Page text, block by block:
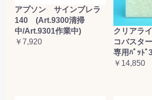
アプソン サインブレラ
140 (Art.9300清掃
中/Art.9301作業中)
￥7,920
クリアラ
コバスタ
専用ﾊﾟｯﾄﾞ
￥14,850